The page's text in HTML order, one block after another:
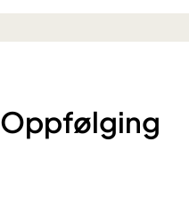
Oppfølging